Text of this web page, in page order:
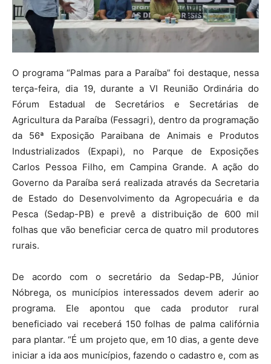
O programa “Palmas para a Paraíba” foi destaque, nessa
terça-feira, dia 19, durante a VI Reunião Ordinária do
Fórum Estadual de Secretários e Secretárias de
Agricultura da Paraíba (Fessagri), dentro da programação
da 56ª Exposição Paraibana de Animais e Produtos
Industrializados (Expapi), no Parque de Exposições
Carlos Pessoa Filho, em Campina Grande. A ação do
Governo da Paraíba será realizada através da Secretaria
de Estado do Desenvolvimento da Agropecuária e da
Pesca (Sedap-PB) e prevê a distribuição de 600 mil
folhas que vão beneficiar cerca de quatro mil produtores
rurais.
De acordo com o secretário da Sedap-PB, Júnior
Nóbrega, os municípios interessados devem aderir ao
programa. Ele apontou que cada produtor rural
beneficiado vai receberá 150 folhas de palma califórnia
para plantar. “É um projeto que, em 10 dias, a gente deve
iniciar a ida aos municípios, fazendo o cadastro e, com as